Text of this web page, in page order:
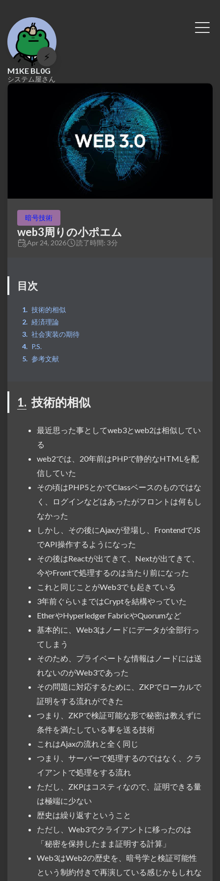
⚡
M1KE BL0G
システム屋さん
暗号技術
web3周りの小ポエム
Apr 24, 2026 読了時間: 3分
目次
技術的相似
経済理論
社会実装の期待
P.S.
参考文献
1. 技術的相似
最近思った事としてweb3とweb2は相似してい
る
web2では、20年前はPHPで静的なHTMLを配
信していた
その頃はPHP5とかでClassベースのものではな
く、ログインなどはあったがフロントは何もし
なかった
しかし、その後にAjaxが登場し、FrontendでJS
でAPI操作するようになった
その後はReactが出てきて、Nextが出てきて、
今やFrontで処理するのは当たり前になった
これと同じことがWeb3でも起きている
3年前ぐらいまではCryptを結構やっていた
EtherやHyperledger FabricやQuorumなど
基本的に、Web3はノードにデータが全部行っ
てしまう
そのため、プライベートな情報はノードには送
れないのがWeb3であった
その問題に対応するために、ZKPでローカルで
証明をする流れができた
つまり、ZKPで検証可能な形で秘密は教えずに
条件を満たしている事を送る技術
これはAjaxの流れと全く同じ
つまり、サーバーで処理するのではなく、クラ
イアントで処理をする流れ
ただし、ZKPはコスティなので、証明できる量
は極端に少ない
歴史は繰り返すということ
ただし、Web3でクライアントに移ったのは
「秘密を保持したまま証明する計算」
Web3はWeb2の歴史を、暗号学と検証可能性
という制約付きで再演している感じかもしれな